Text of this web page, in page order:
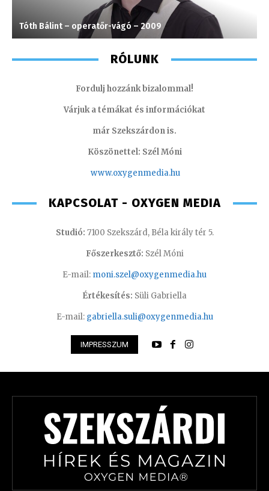
Tóth Bálint – operatőr-vágó – 2009
RÓLUNK
Fordulj hozzánk bizalommal!
Várjuk a témákat és információkat
már Szekszárdon is.
Köszönettel: Szél Móni
www.oxygenmedia.hu
KAPCSOLAT - OXYGEN MEDIA
Studió: 7100 Szekszárd, Béla király tér 5.
Főszerkesztő: Szél Móni
E-mail: moni.szel@oxygenmedia.hu
Értékesítés: Süli Gabriella
E-mail: gabriella.suli@oxygenmedia.hu
IMPRESSZUM